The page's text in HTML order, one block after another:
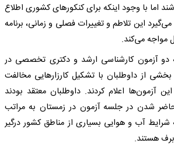
اما با وجود اینکه برای کنکورهای کشوری اطلاع
این تلاطم و تغییرات فصلی و زمانی، برنامه
مواجه می‌کند.
سال ۱۴۰۳ که دو آزمون کارشناسی ارشد و دکتری تخصصی در
بخشی از داوطلبان با تشکیل کارزارهایی مخالفت
آزمون‌ها اعلام کردند. داوطلبان معتقد بودند
شدن در جلسه آزمون در زمستان به مراتب
آب و هوایی بسیاری از مناطق کشور درگیر
هستند.